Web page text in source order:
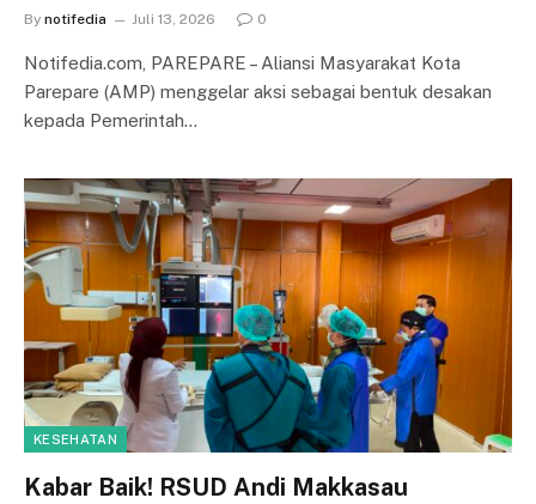
By notifedia Juli 13, 2026 0
Notifedia.com, PAREPARE – Aliansi Masyarakat Kota
Parepare (AMP) menggelar aksi sebagai bentuk desakan
kepada Pemerintah…
KESEHATAN
Kabar Baik! RSUD Andi Makkasau